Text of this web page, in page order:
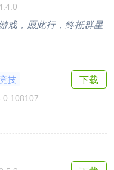
戏，愿此行，终抵群星
竞技
下载